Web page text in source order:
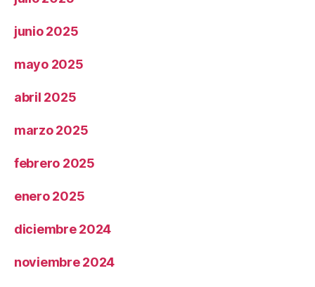
junio 2025
mayo 2025
abril 2025
marzo 2025
febrero 2025
enero 2025
diciembre 2024
noviembre 2024